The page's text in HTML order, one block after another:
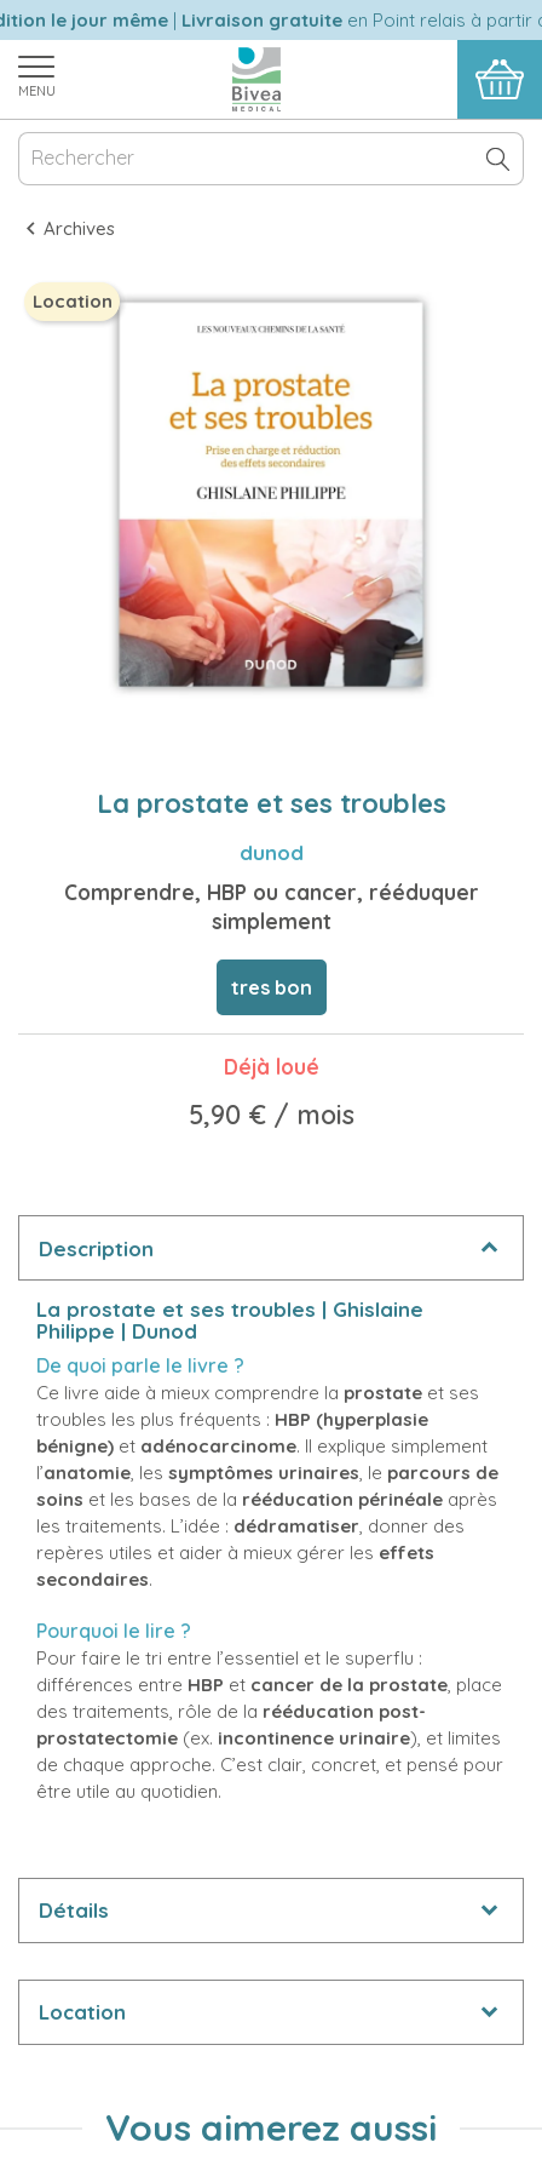
le jour même|Livraison gratuiteen Point relais à partir
MENU
Archives
Location
La prostate et ses troubles
dunod
Comprendre, HBP ou cancer, rééduquer
simplement
tres bon
Déjà loué
5,90 €/ mois
Description
La prostate et ses troubles | Ghislaine
Philippe | Dunod
De quoi parle le livre ?
Ce livre aide à mieux comprendre la prostate et ses
troubles les plus fréquents : HBP (hyperplasie
bénigne) et adénocarcinome. Il explique simplement
l’anatomie, les symptômes urinaires, le parcours de
soins et les bases de la rééducation périnéale après
les traitements. L’idée : dédramatiser, donner des
repères utiles et aider à mieux gérer les effets
secondaires.
Pourquoi le lire ?
Pour faire le tri entre l’essentiel et le superflu :
différences entre HBP et cancer de la prostate , place
des traitements, rôle de la rééducation post-
prostatectomie (ex. incontinence urinaire), et limites
de chaque approche. C’est clair, concret, et pensé pour
être utile au quotidien.
Détails
Location
Vous aimerez aussi